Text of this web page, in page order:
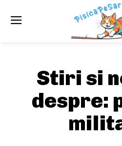
Stiri si
despre: